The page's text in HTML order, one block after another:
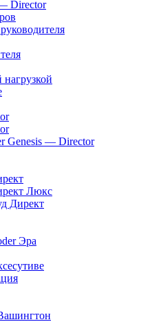
Director
Genesis — Director
Люкс
Директ
Эра